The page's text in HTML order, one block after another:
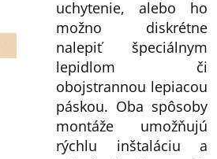
uchytenie, alebo ho
možno diskrétne
nalepiť špeciálnym
lepidlom či
obojstrannou lepiacou
páskou. Oba spôsoby
montáže umožňujú
rýchlu inštaláciu a